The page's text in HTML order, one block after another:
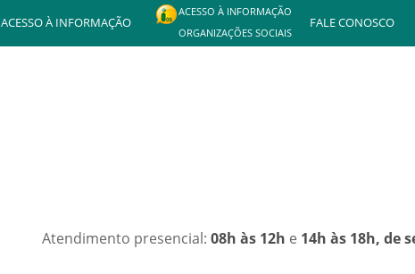
ACESSO À INFORMAÇÃO
ACESSO À INFORMAÇÃO
ORGANIZAÇÕES SOCIAIS
FALE CONOSCO
Atendimento presencial: 08h às 12h e 14h às 18h, de